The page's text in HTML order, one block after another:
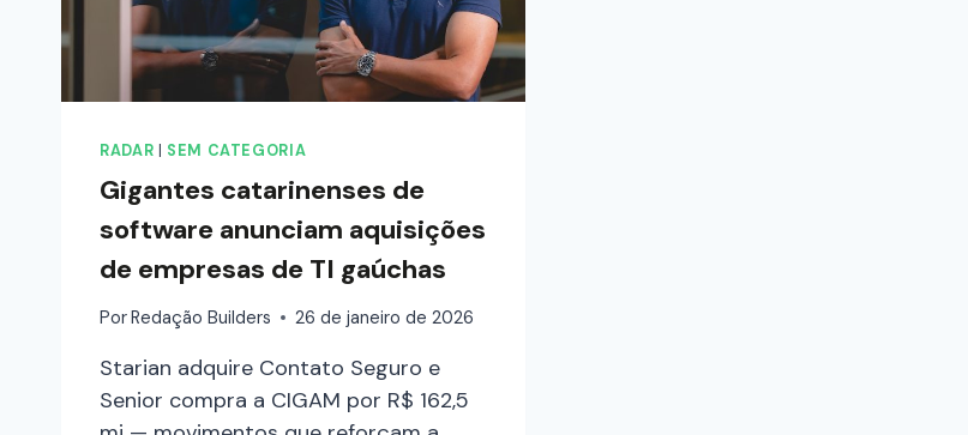
RADAR SEM CATEGORIA
Gigantes catarinenses de
software anunciam aquisições
de empresas de TI gaúchas
PorRedação Builders 26 de janeiro de 2026
Starian adquire Contato Seguro e
Senior compra a CIGAM por R$ 162,5